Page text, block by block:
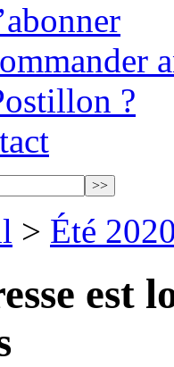
?
> Été
est